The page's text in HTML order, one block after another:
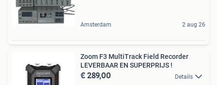
Amsterdam 2 aug 26
Zoom F3 MultiTrack Field Recorder
LEVERBAAR EN SUPERPRIJS !
€ 289,00 Details